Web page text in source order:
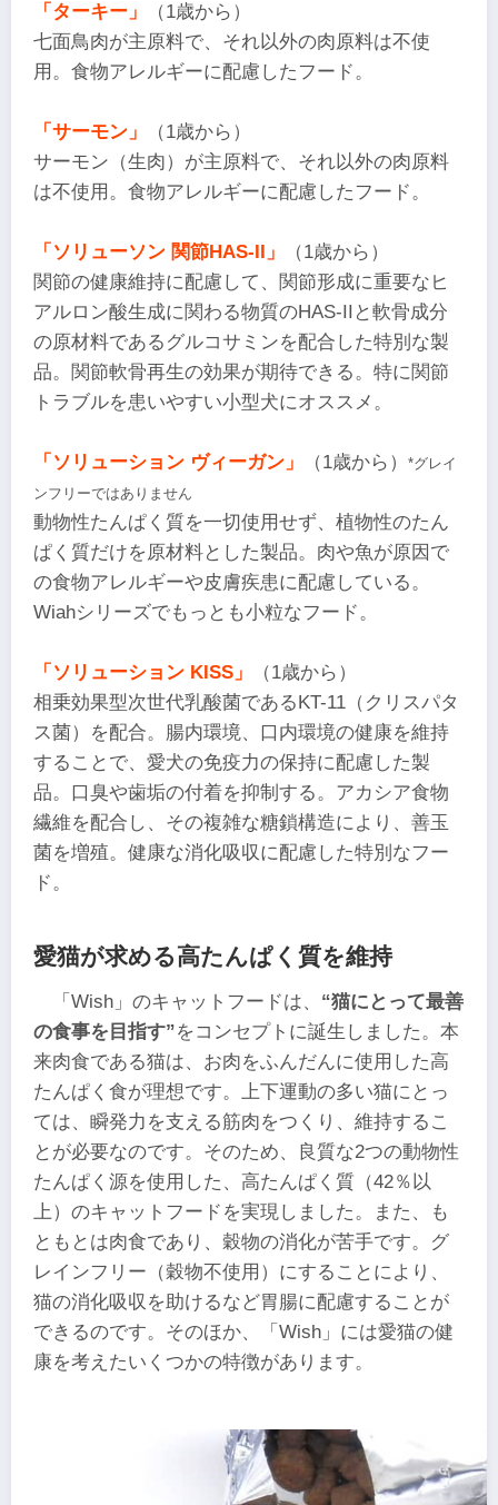
「ターキー」
（1歳から）
七面鳥肉が主原料で、それ以外の肉原料は不使
用。食物アレルギーに配慮したフード。
「サーモン」
（1歳から）
サーモン（生肉）が主原料で、それ以外の肉原料
は不使用。食物アレルギーに配慮したフード。
「ソリューソン 関節HAS-II」
（1歳から）
関節の健康維持に配慮して、関節形成に重要なヒ
アルロン酸生成に関わる物質のHAS-IIと軟骨成分
の原材料であるグルコサミンを配合した特別な製
品。関節軟骨再生の効果が期待できる。特に関節
トラブルを患いやすい小型犬にオススメ。
「ソリューション ヴィーガン」 （1歳から）
*グレイ
ンフリーではありません
動物性たんぱく質を一切使用せず、植物性のたん
ぱく質だけを原材料とした製品。肉や魚が原因で
の食物アレルギーや皮膚疾患に配慮している。
Wiahシリーズでもっとも小粒なフード。
「ソリューション KISS」
（1歳から）
相乗効果型次世代乳酸菌であるKT-11（クリスパタ
ス菌）を配合。腸内環境、口内環境の健康を維持
することで、愛犬の免疫力の保持に配慮した製
品。口臭や歯垢の付着を抑制する。アカシア食物
繊維を配合し、その複雑な糖鎖構造により、善玉
菌を増殖。健康な消化吸収に配慮した特別なフー
ド。
愛猫が求める高たんぱく質を維持
「Wish」のキャットフードは、 “猫にとって最善
の食事を目指す”をコンセプトに誕生しました。本
来肉食である猫は、お肉をふんだんに使用した高
たんぱく食が理想です。上下運動の多い猫にとっ
ては、瞬発力を支える筋肉をつくり、維持するこ
とが必要なのです。そのため、良質な2つの動物性
たんぱく源を使用した、高たんぱく質（42％以
上）のキャットフードを実現しました。また、も
ともとは肉食であり、穀物の消化が苦手です。グ
レインフリー（穀物不使用）にすることにより、
猫の消化吸収を助けるなど胃腸に配慮することが
できるのです。そのほか、「Wish」には愛猫の健
康を考えたいくつかの特徴があります。